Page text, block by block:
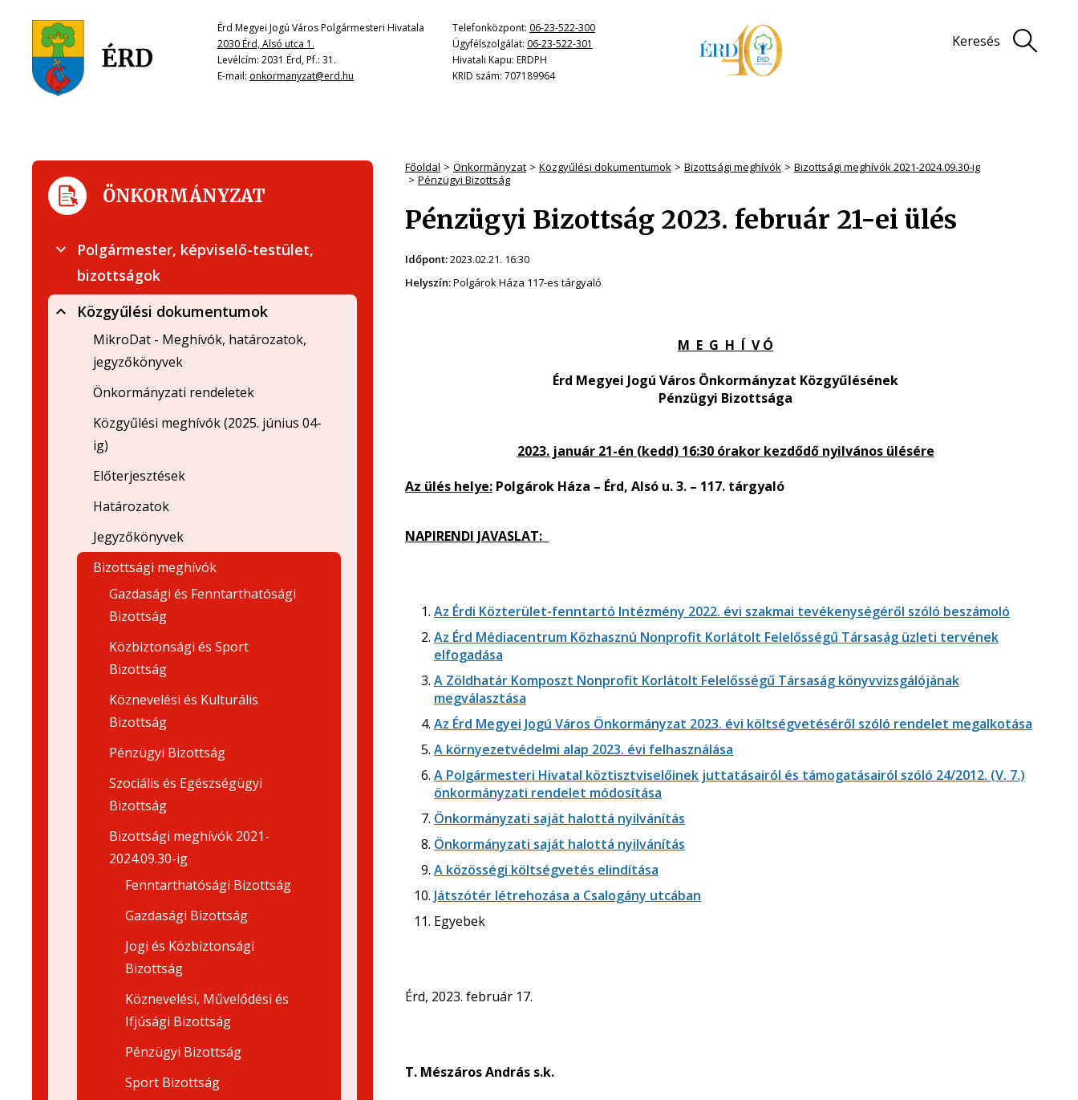
Érd Megyei Jogú Város Polgármesteri Hivatala
2030 Érd, Alsó utca 1.
Levélcím: 2031 Érd, Pf.: 31.
E-mail: onkormanyzat@erd.hu
Telefonközpont: 06-23-522-300
Ügyfélszolgálat: 06-23-522-301
Hivatali Kapu: ERDPH
KRID szám: 707189964
Keresés
Főoldal Önkormányzat Közgyűlési dokumentumok Bizottsági meghívók
Bizottsági meghívók 2021-2024.09.30-ig
Pénzügyi Bizottság
Pénzügyi Bizottság 2023. február 21-ei ülés
Időpont:2023.02.21. 16:30
Helyszín:Polgárok Háza 117-es tárgyaló
M E G H Í V Ó
Érd Megyei Jogú Város Önkormányzat Közgyűlésének
Pénzügyi Bizottsága
2023. január 21-én (kedd) 16:30 órakor kezdődő nyilvános ülésére
Az ülés helye: Polgárok Háza – Érd, Alsó u. 3. – 117. tárgyaló
NAPIRENDI JAVASLAT:
Az Érdi Közterület-fenntartó Intézmény 2022. évi szakmai tevékenységéről szóló beszámoló
Az Érd Médiacentrum Közhasznú Nonprofit Korlátolt Felelősségű Társaság üzleti tervének
elfogadása
A Zöldhatár Komposzt Nonprofit Korlátolt Felelősségű Társaság könyvvizsgálójának
megválasztása
Az Érd Megyei Jogú Város Önkormányzat 2023. évi költségvetéséről szóló rendelet megalkotása
A környezetvédelmi alap 2023. évi felhasználása
A Polgármesteri Hivatal köztisztviselőinek juttatásairól és támogatásairól szóló 24/2012. (V. 7.)
önkormányzati rendelet módosítása
Önkormányzati saját halottá nyilvánítás
Önkormányzati saját halottá nyilvánítás
A közösségi költségvetés elindítása
Játszótér létrehozása a Csalogány utcában
Egyebek
Érd, 2023. február 17.
T. Mészáros András s.k.
ÖNKORMÁNYZAT
Polgármester, képviselő-testület,
bizottságok
Közgyűlési dokumentumok
MikroDat - Meghívók, határozatok,
jegyzőkönyvek
Önkormányzati rendeletek
Közgyűlési meghívók (2025. június 04-
ig)
Előterjesztések
Határozatok
Jegyzőkönyvek
Bizottsági meghívók
Gazdasági és Fenntarthatósági
Bizottság
Közbiztonsági és Sport
Bizottság
Köznevelési és Kulturális
Bizottság
Pénzügyi Bizottság
Szociális és Egészségügyi
Bizottság
Bizottsági meghívók 2021-
2024.09.30-ig
Fenntarthatósági Bizottság
Gazdasági Bizottság
Jogi és Közbiztonsági
Bizottság
Köznevelési, Művelődési és
Ifjúsági Bizottság
Pénzügyi Bizottság
Sport Bizottság